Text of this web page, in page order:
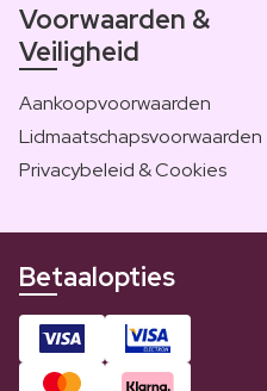
Voorwaarden &
Veiligheid
Aankoopvoorwaarden
Lidmaatschapsvoorwaarden
Privacybeleid & Cookies
Betaalopties